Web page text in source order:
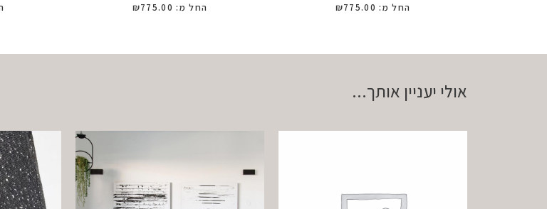
החל מ: ₪775.00 החל מ: ₪775.00
אולי יעניין אותך...